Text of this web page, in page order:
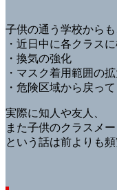
子供の通う学校からも
・近日中に各クラス
・換気の強化
・マスク着用範囲の
・危険区域から戻っ
実際に知人や友人、
また子供のクラスメ
という話は前よりも